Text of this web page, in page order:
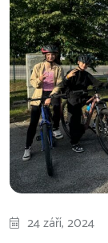
24 září, 2024